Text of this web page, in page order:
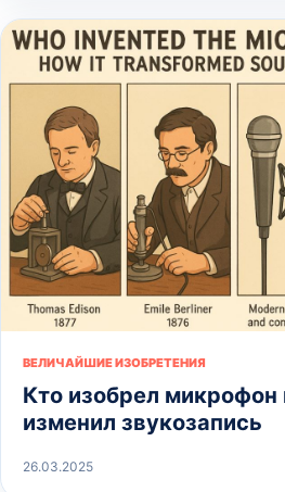
ВЕЛИЧАЙШИЕ ИЗОБРЕТЕНИЯ
Кто изобрел микрофон
изменил звукозапись
26.03.2025